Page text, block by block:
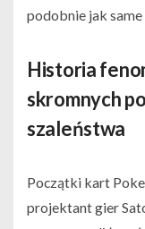
podobnie jak
Historia
skromnych
szaleństwa
Początki kart
projektant gier